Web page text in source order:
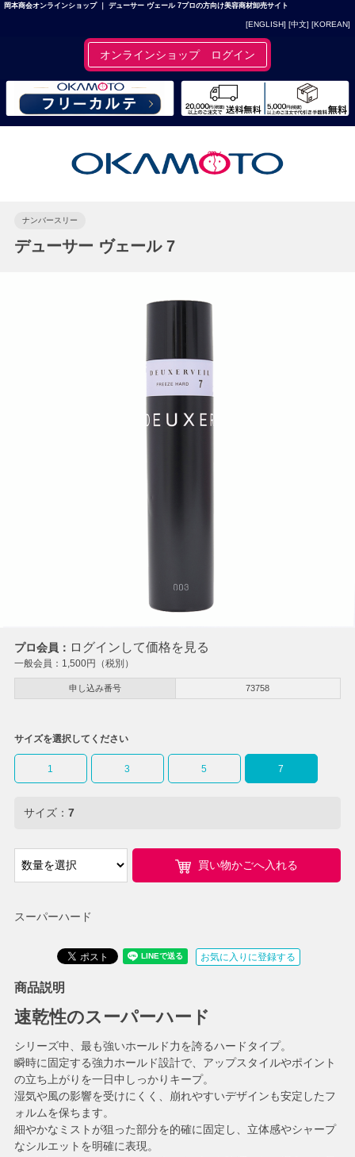
岡本商会オンラインショップ ｜ デューサー ヴェール 7プロの方向け美容商材卸売サイト
[ENGLISH] [中文] [KOREAN]
オンラインショップ ログイン
ナンバースリー
デューサー ヴェール 7
プロ会員： ログインして価格を見る
一般会員： 1,500円（税別）
申し込み番号 73758
スーパーハード
サイズを選択してください
1 3 5 7
サイズ： 7
買い物かごへ入れる
お気に入りに登録する
商品説明
速乾性のスーパーハード
シリーズ中、最も強いホールド力を誇るハードタイプ。
瞬時に固定する強力ホールド設計で、アップスタイルやポイント
の立ち上がりを一日中しっかりキープ。
湿気や風の影響を受けにくく、崩れやすいデザインも安定したフ
ォルムを保ちます。
細やかなミストが狙った部分を的確に固定し、立体感やシャープ
なシルエットを明確に表現。